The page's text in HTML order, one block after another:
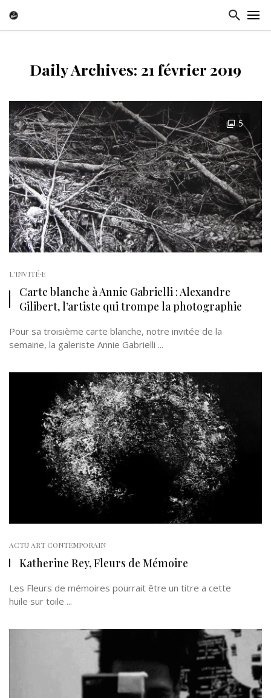
Daily Archives: 21 février 2019
5
L'INVITÉ·E
Carte blanche à Annie Gabrielli : Alexandre
Gilibert, l’artiste qui trompe la photographie
Pour sa troisième carte blanche, notre invitée de la
semaine, la galeriste Annie Gabrielli ...
ACTU ART CONTEMPORAIN
Katherine Rey, Fleurs de Mémoire
Les Fleurs de mémoires pourrait être un titre a cette
huile sur toile ...